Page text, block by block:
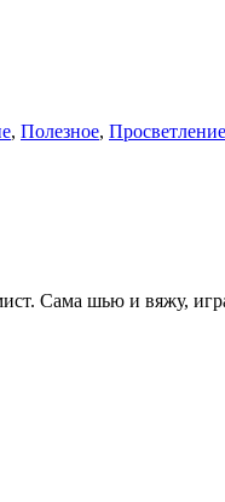
, Полезное, Просветление
Сама шью и вяжу,